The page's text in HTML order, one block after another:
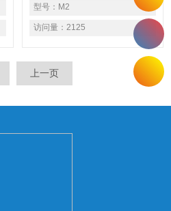
超载车辆静态称重检测，货物
过磅低精度车辆称重或较高精
度静态车辆称重。
型号： M2
访问量： 2125
上一页